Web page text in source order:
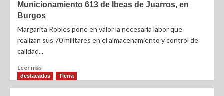
Municionamiento 613 de Ibeas de Juarros, en
Burgos
Margarita Robles pone en valor la necesaria labor que
realizan sus 70 militares en el almacenamiento y control de
calidad...
Leer más
destacadas Tierra